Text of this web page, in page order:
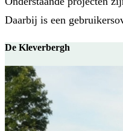
Daarbij is een
De Kleverbergh